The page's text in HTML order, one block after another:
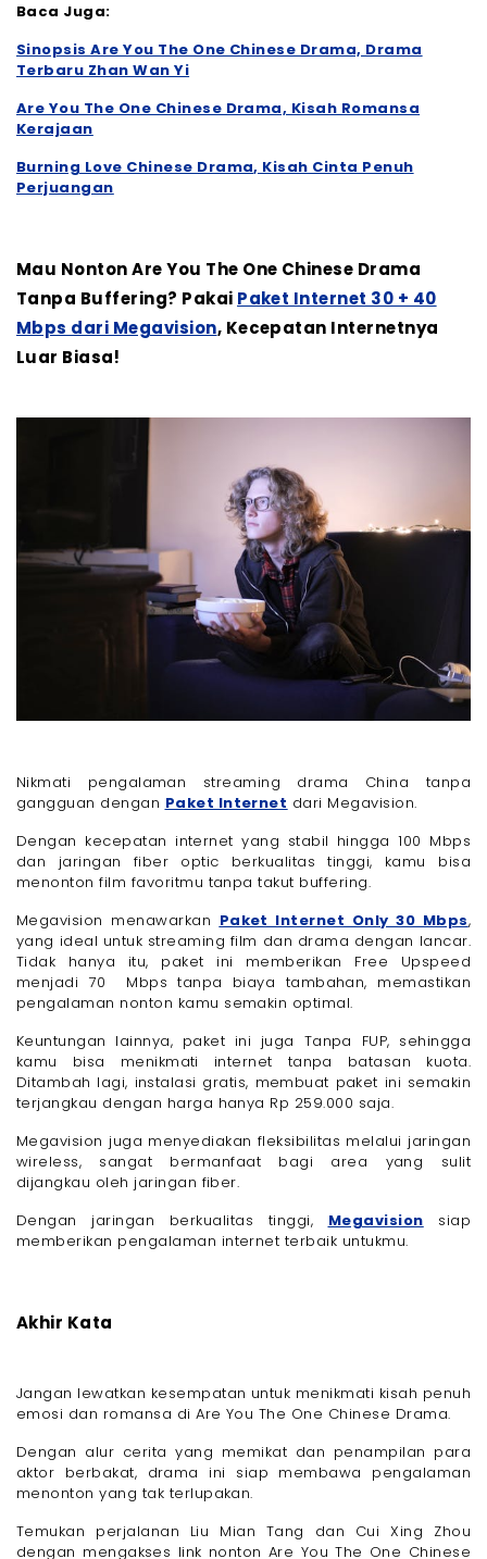
Baca Juga:
Sinopsis Are You The One Chinese Drama, Drama
Terbaru Zhan Wan Yi
Are You The One Chinese Drama, Kisah Romansa
Kerajaan
Burning Love Chinese Drama, Kisah Cinta Penuh
Perjuangan
Mau Nonton Are You The One Chinese Drama
Tanpa Buffering? Pakai Paket Internet 30 + 40
Mbps dari Megavision, Kecepatan Internetnya
Luar Biasa!
Nikmati pengalaman streaming drama China tanpa
gangguan dengan Paket Internet dari Megavision.
Dengan kecepatan internet yang stabil hingga 100 Mbps
dan jaringan fiber optic berkualitas tinggi, kamu bisa
menonton film favoritmu tanpa takut buffering.
Megavision menawarkan Paket Internet Only 30 Mbps,
yang ideal untuk streaming film dan drama dengan lancar.
Tidak hanya itu, paket ini memberikan Free Upspeed
menjadi 70 Mbps tanpa biaya tambahan, memastikan
pengalaman nonton kamu semakin optimal.
Keuntungan lainnya, paket ini juga Tanpa FUP, sehingga
kamu bisa menikmati internet tanpa batasan kuota.
Ditambah lagi, instalasi gratis, membuat paket ini semakin
terjangkau dengan harga hanya Rp 259.000 saja.
Megavision juga menyediakan fleksibilitas melalui jaringan
wireless, sangat bermanfaat bagi area yang sulit
dijangkau oleh jaringan fiber.
Dengan jaringan berkualitas tinggi, Megavision siap
memberikan pengalaman internet terbaik untukmu.
Akhir Kata
Jangan lewatkan kesempatan untuk menikmati kisah penuh
emosi dan romansa di Are You The One Chinese Drama.
Dengan alur cerita yang memikat dan penampilan para
aktor berbakat, drama ini siap membawa pengalaman
menonton yang tak terlupakan.
Temukan perjalanan Liu Mian Tang dan Cui Xing Zhou
dengan mengakses link nonton Are You The One Chinese